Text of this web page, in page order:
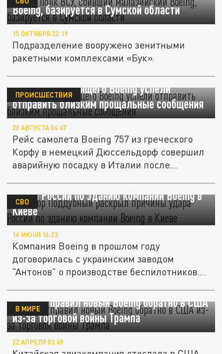
Boeing, базируется в Сумской области
15 ОКТЯБРЯ 22:19
Подразделение вооружено зенитными
ракетными комплексами «Бук».
Пассажиры горящего Boeing успели
отправить близким прощальные сообщения
ПРОИСШЕСТВИЯ
20 АВГУСТА 04:47
Рейс самолета Boeing 757 из греческого
Корфу в немецкий Дюссельдорф совершил
аварийную посадку в Италии после...
Военкор Поддубный раскрыл причины
удара России по зданию компании Boeing в
Киеве
СВО
16 ИЮНЯ 16:23
Компания Boeing в прошлом году
договорилась с украинским заводом
"Антонов" о производстве беспилотников.
Китай отправил новый Boeing обратно в США
из-за торговой войны Трампа
В МИРЕ
22 АПРЕЛЯ 03:49